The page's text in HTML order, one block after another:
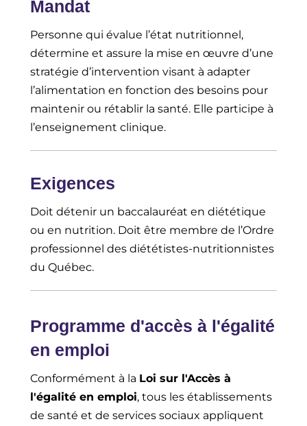
Mandat
Personne qui évalue l’état nutritionnel,
détermine et assure la mise en œuvre d’une
stratégie d’intervention visant à adapter
l’alimentation en fonction des besoins pour
maintenir ou rétablir la santé. Elle participe à
l’enseignement clinique.
Exigences
Doit détenir un baccalauréat en diététique
ou en nutrition. Doit être membre de l’Ordre
professionnel des diététistes-nutritionnistes
du Québec.
Programme d'accès à l'égalité
en emploi
Conformément à la Loi sur l'Accès à
l'égalité en emploi, tous les établissements
de santé et de services sociaux appliquent